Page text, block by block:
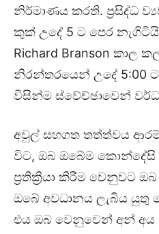
නිර්මාණය කරති. ප්‍රසිද්ධ
කුක් උදේ 5 ට පෙර
Richard Branson කාල
නිරන්තරයෙන් උදේ 5:00
විසින්ම ස්වේච්ඡාවෙන්
අවුල් සහගත තත්ත්වය
විට, ඔබ ඔබේම කොන්දේසි
ප්‍රතික්‍රියා කිරීම වෙනුවට
ඔබේ අවධානය ලැබිය යුතු
එය ඔබ වෙනුවෙන් අන් අය